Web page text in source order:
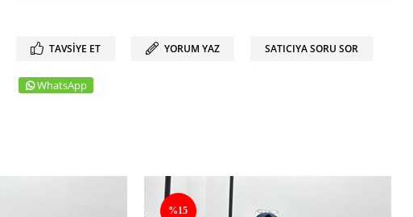
TAVSIYE ET YORUM YAZ SATICIYA SORU SOR
WhatsApp
%15